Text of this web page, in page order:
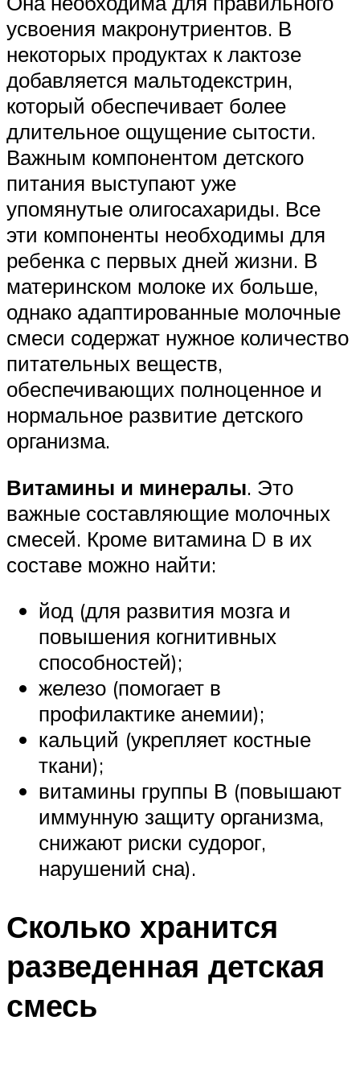
усвоения макронутриентов. В
некоторых продуктах к лактозе
добавляется мальтодекстрин,
который обеспечивает более
длительное ощущение сытости.
Важным компонентом детского
питания выступают уже
упомянутые олигосахариды. Все
эти компоненты необходимы для
ребенка с первых дней жизни. В
материнском молоке их больше,
однако адаптированные молочные
смеси содержат нужное количество
питательных веществ,
обеспечивающих полноценное и
нормальное развитие детского
организма.
Витамины и минералы. Это
важные составляющие молочных
смесей. Кроме витамина D в их
составе можно найти:
йод (для развития мозга и
повышения когнитивных
способностей);
железо (помогает в
профилактике анемии);
кальций (укрепляет костные
ткани);
витамины группы В (повышают
иммунную защиту организма,
снижают риски судорог,
нарушений сна).
Сколько хранится
разведенная детская
смесь